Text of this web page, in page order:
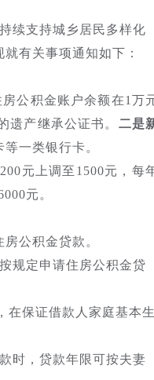
续支持城乡居民多样化
有关事项通知如下：
公积金账户余额在1万
遗产继承公证书。 二是
一类银行卡。
元上调至1500元，每
元。
公积金贷款。
规定申请住房公积金贷
在保证借款人家庭基本生
时，贷款年限可按夫妻